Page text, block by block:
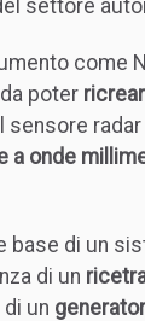
settore
come
poter
sensore
a onde
base di un
di un
di un